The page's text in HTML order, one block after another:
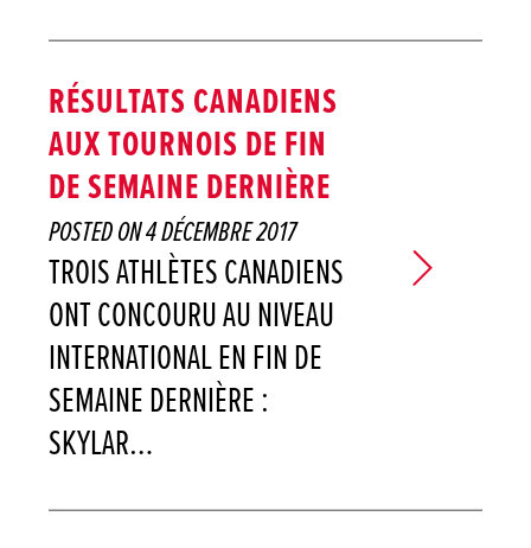
RÉSULTATS CANADIENS
AUX TOURNOIS DE FIN
DE SEMAINE DERNIÈRE
POSTED ON4 DÉCEMBRE 2017
TROIS ATHLÈTES CANADIENS
ONT CONCOURU AU NIVEAU
INTERNATIONAL EN FIN DE
SEMAINE DERNIÈRE :
SKYLAR…